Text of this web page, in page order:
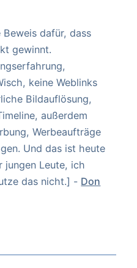
dafür, dass
gewinnt.
keine Weblinks
Bildauflösung,
außerdem
Werbeaufträge
Und das ist heute
jungen Leute, ich
das nicht.] - Don